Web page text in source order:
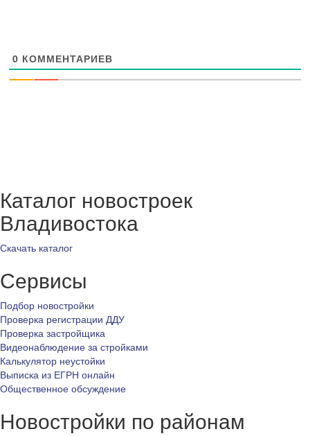
0 КОММЕНТАРИЕВ
Каталог новостроек
Владивостока
Скачать каталог
Сервисы
Подбор новостройки
Проверка регистрации ДДУ
Проверка застройщика
Видеонаблюдение за стройками
Калькулятор неустойки
Выписка из ЕГРН онлайн
Общественное обсуждение
Новостройки по районам